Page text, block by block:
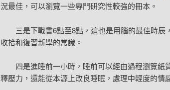
況最佳，可以瀏覽一些專門研究性較強的冊本。
三是下戰書6點至8點，這也是用腦的最佳時
收拾和復習新學的常識。
四是進睡前一小時，睡前可以經由過程瀏覽紙
釋壓力，還能從本源上改良睡眠，處理中輕度的情